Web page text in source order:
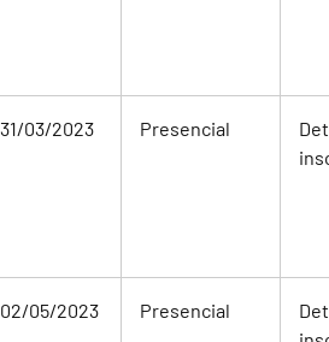
31/03/2023 Presencial
02/05/2023 Presencial